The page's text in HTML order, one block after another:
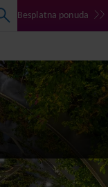
Besplatna ponuda